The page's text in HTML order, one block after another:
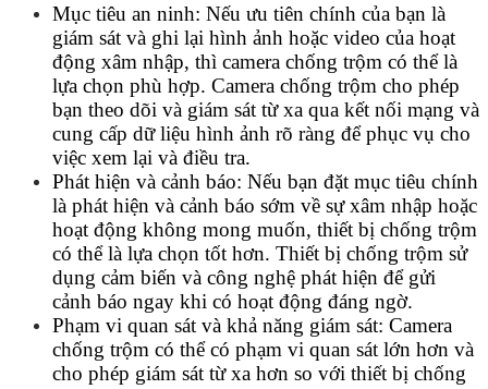
Mục tiêu an ninh: Nếu ưu tiên chính của bạn là
giám sát và ghi lại hình ảnh hoặc video của hoạt
động xâm nhập, thì camera chống trộm có thể là
lựa chọn phù hợp. Camera chống trộm cho phép
bạn theo dõi và giám sát từ xa qua kết nối mạng và
cung cấp dữ liệu hình ảnh rõ ràng để phục vụ cho
việc xem lại và điều tra.
Phát hiện và cảnh báo: Nếu bạn đặt mục tiêu chính
là phát hiện và cảnh báo sớm về sự xâm nhập hoặc
hoạt động không mong muốn, thiết bị chống trộm
có thể là lựa chọn tốt hơn. Thiết bị chống trộm sử
dụng cảm biến và công nghệ phát hiện để gửi
cảnh báo ngay khi có hoạt động đáng ngờ.
Phạm vi quan sát và khả năng giám sát: Camera
chống trộm có thể có phạm vi quan sát lớn hơn và
cho phép giám sát từ xa hơn so với thiết bị chống